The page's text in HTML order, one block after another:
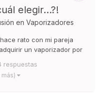
elegir...?!
en Vaporizadores
rato con mi pareja
un vaporizador por
El problemas es que
opciones y valores que
respuestas
más)